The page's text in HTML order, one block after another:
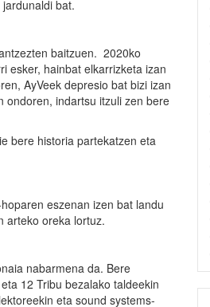
bat.
baitzuen. 2020ko
esker, hainbat elkarrizketa izan
AyVeek depresio bat bizi izan
indartsu itzuli zen bere
bere historia partekatzen eta
eszenan izen bat landu
arteko oreka lortuz.
nabarmena da. Bere
12 Tribu bezalako taldeekin
eta sound systems-